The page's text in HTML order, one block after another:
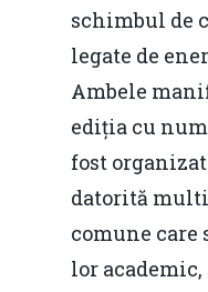
schimbul de
legate de
Ambele
ediția cu
fost
datorită
comune
lor